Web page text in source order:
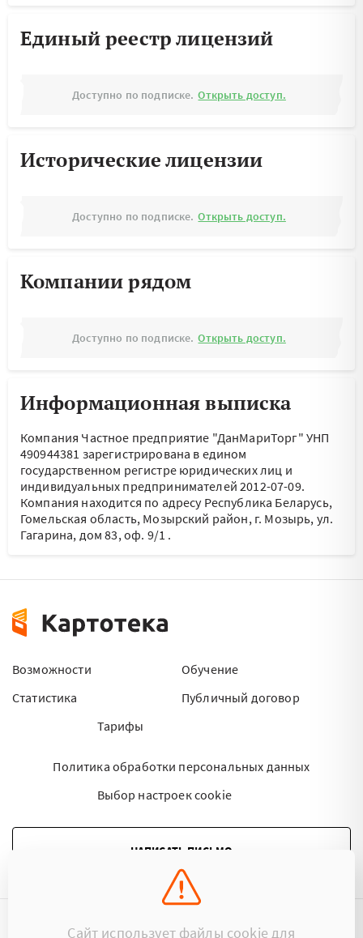
Единый реестр лицензий
Доступно по подписке. Открыть доступ.
Исторические лицензии
Доступно по подписке. Открыть доступ.
Компании рядом
Доступно по подписке. Открыть доступ.
Информационная выписка
Компания Частное предприятие "ДанМариТорг" УНП
490944381 зарегистрирована в едином
государственном регистре юридических лиц и
индивидуальных предпринимателей 2012-07-09.
Компания находится по адресу Республика Беларусь,
Гомельская область, Мозырский район, г. Мозырь, ул.
Гагарина, дом 83, оф. 9/1 .
Возможности
Статистика
Тарифы
Обучение
Публичный договор
Политика обработки персональных данных
Выбор настроек cookie
НАПИСАТЬ ПИСЬМО
©2015 - 2026 Kartoteka.by Все права защищены.
Сайт использует файлы cookie для